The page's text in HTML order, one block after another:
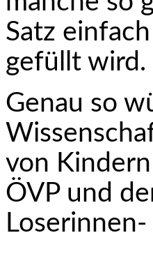
Satz
gefüllt wird.
Genau so
von
ÖVP und